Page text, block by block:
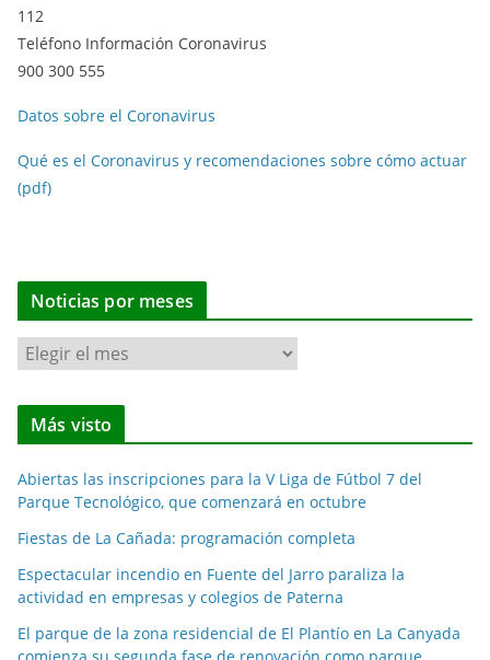
112
Teléfono Información Coronavirus
900 300 555
Datos sobre el Coronavirus
Qué es el Coronavirus y recomendaciones sobre cómo actuar
(pdf)
Noticias por meses
N
o
t
i
a
s
p
o
r
m
Más visto
Abiertas las inscripciones para la V Liga de Fútbol 7 del
Parque Tecnológico, que comenzará en octubre
Fiestas de La Cañada: programación completa
Espectacular incendio en Fuente del Jarro paraliza la
actividad en empresas y colegios de Paterna
El parque de la zona residencial de El Plantío en La Canyada